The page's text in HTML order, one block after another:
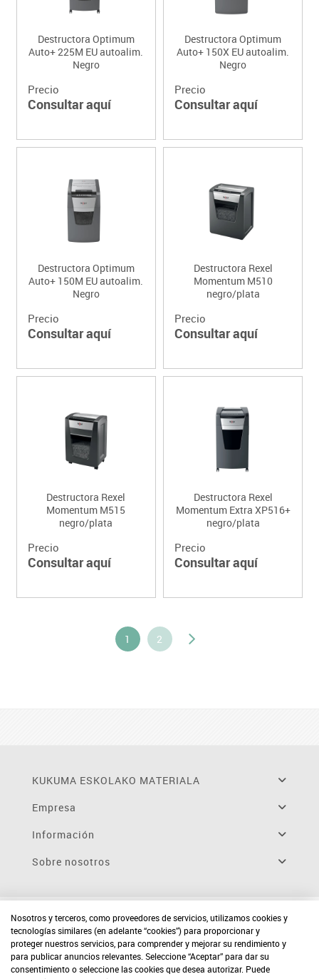
Destructora Optimum
Auto+ 225M EU autoalim.
Negro
Precio
Consultar aquí
Destructora Optimum
Auto+ 150X EU autoalim.
Negro
Precio
Consultar aquí
Destructora Optimum
Auto+ 150M EU autoalim.
Negro
Precio
Consultar aquí
Destructora Rexel
Momentum M510
negro/plata
Precio
Consultar aquí
Destructora Rexel
Momentum M515
negro/plata
Precio
Consultar aquí
Destructora Rexel
Momentum Extra XP516+
negro/plata
Precio
Consultar aquí
1 2
KUKUMA ESKOLAKO MATERIALA
Empresa
Información
Sobre nosotros
Nosotros y terceros, como proveedores de servicios, utilizamos cookies y
tecnologías similares (en adelante “cookies”) para proporcionar y
proteger nuestros servicios, para comprender y mejorar su rendimiento y
para publicar anuncios relevantes. Seleccione “Aceptar” para dar su
consentimiento o seleccione las cookies que desea autorizar. Puede